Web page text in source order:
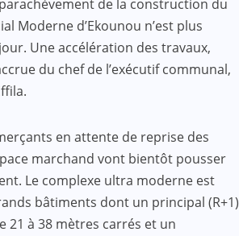
de la construction du
Moderne d’Ekounou n’est plus
Une accélération des travaux,
du chef de l’exécutif communal,
en attente de reprise des
marchand vont bientôt pousser
Le complexe ultra moderne est
bâtiments dont un principal (R+1)
21 à 38 mètres carrés et un